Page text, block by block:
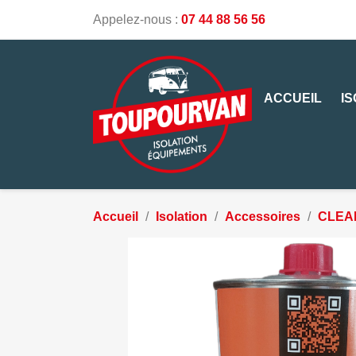
Appelez-nous : 07 44 88 56 56
ACCUEIL
Accueil Isolation Accessoires